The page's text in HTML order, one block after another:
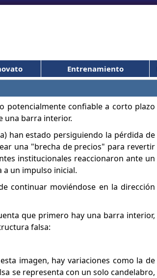
Entrenamiento
potencialmente confiable a corto plazo
una barra interior.
han estado persiguiendo la pérdida de
una "brecha de precios" para revertir
institucionales reaccionaron ante un
un impulso inicial.
continuar moviéndose en la dirección
que primero hay una barra interior,
falsa:
imagen, hay variaciones como la de
se representa con un solo candelabro,